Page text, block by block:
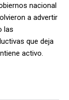
nacional
a advertir
las
que deja
activo.